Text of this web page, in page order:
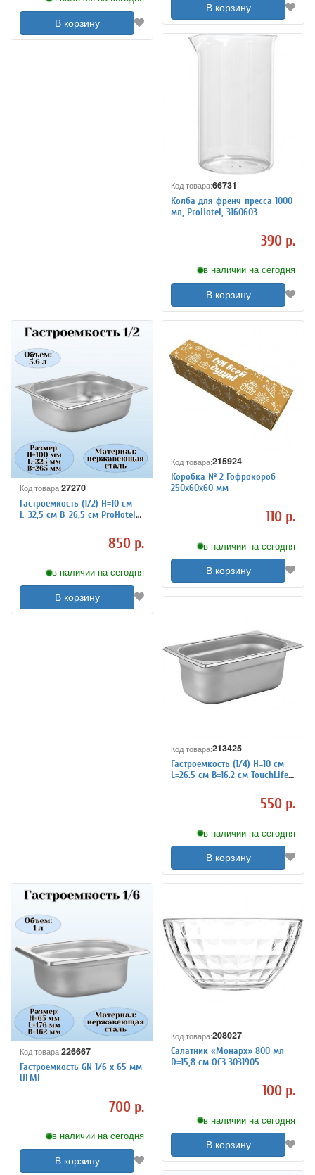
В корзину
В корзину
Код товара:66731
Колба для френч-пресса 1000
мл, ProHotel, 3160603
390 р.
в наличии на сегодня
В корзину
Код товара:27270
Гастроемкость (1/2) H=10 см
L=32,5 см B=26,5 см ProHotel
850 р.
в наличии на сегодня
В корзину
Код товара:215924
Коробка № 2 Гофрокороб
250х60х60 мм
110 р.
в наличии на сегодня
В корзину
Код товара:213425
Гастроемкость (1/4) H=10 см
L=26.5 см B=16.2 см TouchLife
550 р.
в наличии на сегодня
В корзину
Код товара:226667
Гастроемкость GN 1/6 х 65 мм
ULMI
700 р.
в наличии на сегодня
В корзину
Код товара:208027
Салатник «Монарх» 800 мл
D=15,8 см ОСЗ 3031905
100 р.
в наличии на сегодня
В корзину